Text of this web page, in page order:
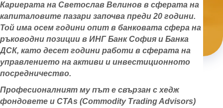
Кариерата на Светослав Велинов в сферата на
капиталовите пазари започва преди 20 години.
Той има осем години опит в банковата сфера на
ръководни позиции в ИНГ Банк София и Банка
ДСК, като десет години работи в сферата на
управлението на активи и инвестиционното
посредничество.
Професионалният му път е свързан с хедж
фондовете и CTAs (Commodity Trading Advisors)